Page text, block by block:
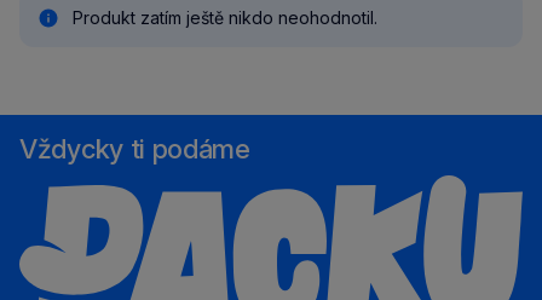
Produkt zatím ještě nikdo neohodnotil.
Vždycky ti podáme